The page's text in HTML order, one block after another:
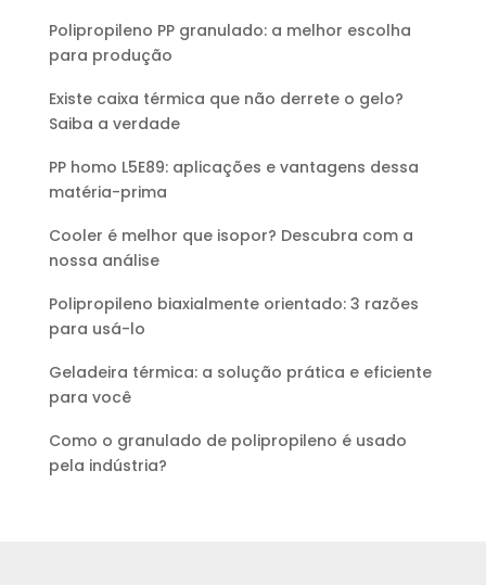
Polipropileno PP granulado: a melhor escolha
para produção
Existe caixa térmica que não derrete o gelo?
Saiba a verdade
PP homo L5E89: aplicações e vantagens dessa
matéria-prima
Cooler é melhor que isopor? Descubra com a
nossa análise
Polipropileno biaxialmente orientado: 3 razões
para usá-lo
Geladeira térmica: a solução prática e eficiente
para você
Como o granulado de polipropileno é usado
pela indústria?